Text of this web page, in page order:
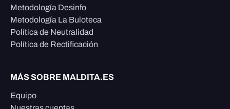
Metodología Desinfo
Metodología La Buloteca
Política de Neutralidad
Política de Rectificación
MÁS SOBRE MALDITA.ES
Equipo